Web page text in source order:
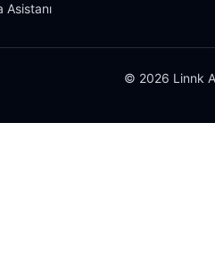
Asistanı
© 2026 Linnk